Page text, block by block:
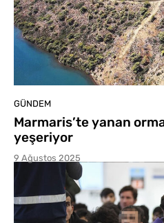
GÜNDEM
Marmaris’te yanan
yeşeriyor
9 Ağustos 2025